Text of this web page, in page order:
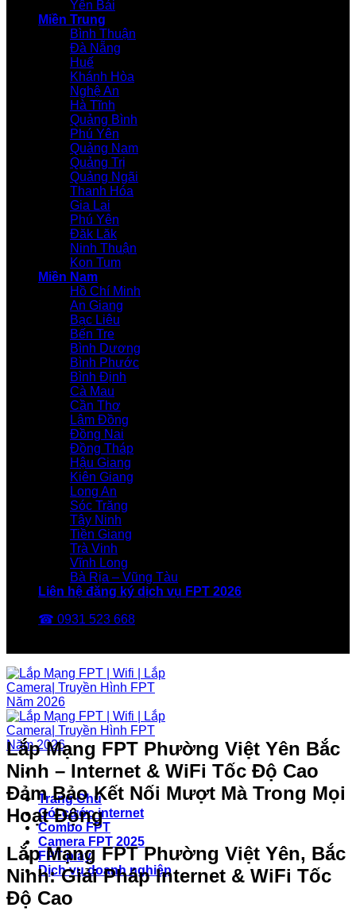
Yên Bái
Miền Trung
Bình Thuận
Đà Nẵng
Huế
Khánh Hòa
Nghệ An
Hà Tĩnh
Quảng Bình
Phú Yên
Quảng Nam
Quảng Trị
Quảng Ngãi
Thanh Hóa
Gia Lai
Phú Yên
Đăk Lăk
Ninh Thuận
Kon Tum
Miền Nam
Hồ Chí Minh
An Giang
Bạc Liêu
Bến Tre
Bình Dương
Bình Phước
Bình Định
Cà Mau
Cần Thơ
Lâm Đồng
Đồng Nai
Đồng Tháp
Hậu Giang
Kiên Giang
Long An
Sóc Trăng
Tây Ninh
Tiền Giang
Trà Vinh
Vĩnh Long
Bà Rịa – Vũng Tàu
Liên hệ đăng ký dịch vụ FPT 2026
☎ 0931 523 668
Trang Chủ
Gói cước internet
Combo FPT
Camera FPT 2025
FPT play
Dịch vụ doanh nghiệp
Lắp Mạng FPT Phường Việt Yên Bắc
Ninh – Internet & WiFi Tốc Độ Cao
Đảm Bảo Kết Nối Mượt Mà Trong Mọi
Hoạt Động
Lắp Mạng FPT Phường Việt Yên, Bắc
Ninh: Giải Pháp Internet & WiFi Tốc
Độ Cao